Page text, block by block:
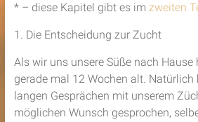
* – diese Kapitel gibt es im zweiten
1. Die Entscheidung zur Zucht
Als wir uns unsere Süße nach Hause
gerade mal 12 Wochen alt. Natürlich
langen Gesprächen mit unserem
möglichen Wunsch gesprochen,